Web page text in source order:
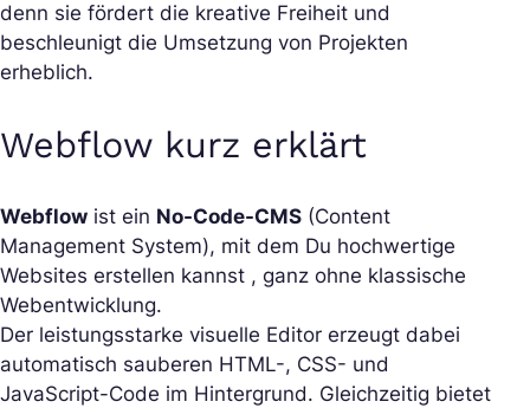
denn sie fördert die kreative Freiheit und
beschleunigt die Umsetzung von Projekten
erheblich.
Webflow kurz erklärt
Webflow ist ein No-Code-CMS (Content
Management System), mit dem Du hochwertige
Websites erstellen kannst , ganz ohne klassische
Webentwicklung.
Der leistungsstarke visuelle Editor erzeugt dabei
automatisch sauberen HTML-, CSS- und
JavaScript-Code im Hintergrund. Gleichzeitig bietet